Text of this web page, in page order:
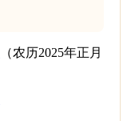
（农历2025年正月